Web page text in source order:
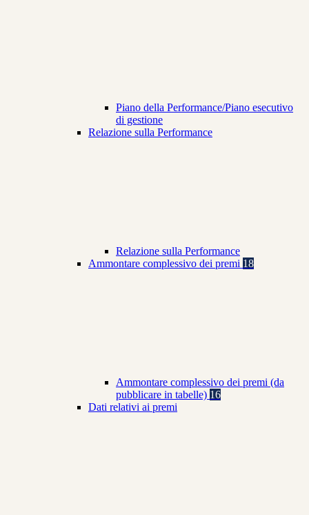
Piano della Performance/Piano esecutivo
di gestione
Relazione sulla Performance
Relazione sulla Performance
Ammontare complessivo dei premi 18
Ammontare complessivo dei premi (da
pubblicare in tabelle) 16
Dati relativi ai premi